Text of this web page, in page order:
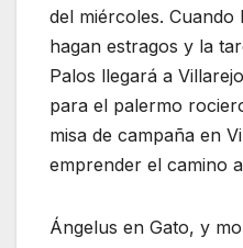
del miércoles.
hagan estragos y la
Palos llegará a
para el palermo
misa de campaña en
emprender el camino
Ángelus en Gato, y